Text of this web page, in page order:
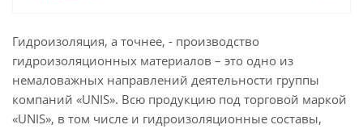
Гидроизоляция, а точнее, - производство
гидроизоляционных материалов – это одно из
немаловажных направлений деятельности группы
компаний «UNIS». Всю продукцию под торговой маркой
«UNIS», в том числе и гидроизоляционные составы,